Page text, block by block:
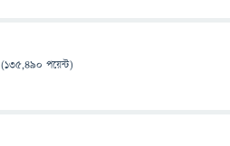
(135,490 পয়েন্ট)